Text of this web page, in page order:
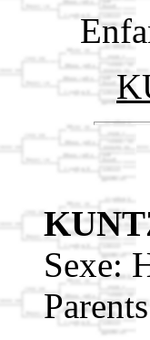
Sexe: